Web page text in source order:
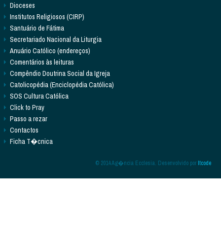
Dioceses
Institutos Religiosos (CIRP)
Santuário de Fátima
Secretariado Nacional da Liturgia
Anuário Católico (endereços)
Comentários às leituras
Compêndio Doutrina Social da Igreja
Catolicopédia (Enciclopédia Católica)
SOS Cultura Católica
Click to Pray
Passo a rezar
Contactos
Ficha T�cnica
© 2014 Ag�ncia Ecclesia. Desenvolvido porItcode